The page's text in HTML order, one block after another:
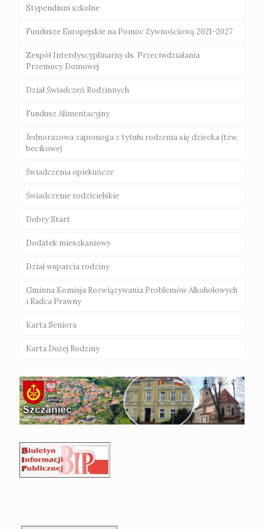
Świebodzin
Świadczenia niepieniężne
Świadczenia pieniężne
Stypendium szkolne
Fundusze Europejskie na Pomoc Żywnościową 2021-2027
Zespół Interdyscyplinarny ds. Przeciwdziałania
Przemocy Domowej
Dział Świadczeń Rodzinnych
Fundusz Alimentacyjny
Jednorazowa zapomoga z tytułu rodzenia się dziecka (tzw.
becikowe)
Świadczenia opiekuńcze
Świadczenie rodzicielskie
Dobry Start
Dodatek mieszkaniowy
Dział wsparcia rodziny
Gminna Komisja Rozwiązywania Problemów Alkoholowych
i Radca Prawny
Karta Seniora
Karta Dużej Rodziny